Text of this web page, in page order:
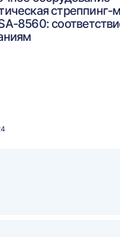
стреппинг-
8560: